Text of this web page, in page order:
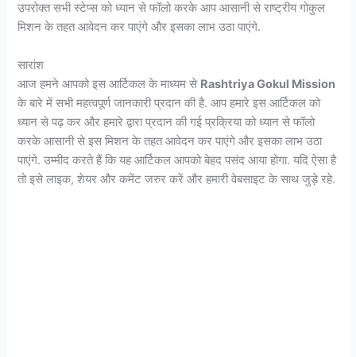
उपरोक्त सभी स्टेप्स को ध्यान से फॉलो करके आप आसानी से राष्ट्रीय गोकुल
मिशन के तहत आवेदन कर पाएंगे और इसका लाभ उठा पाएंगे.
सारांश
आज हमने आपको इस आर्टिकल के माध्यम से Rashtriya Gokul Mission
के बारे में सभी महत्वपूर्ण जानकारी प्रदान की है. आप हमारे इस आर्टिकल को
ध्यान से पढ़ कर और हमारे द्वारा प्रदान की गई प्रक्रिया को ध्यान से फॉलो
करके आसानी से इस मिशन के तहत आवेदन कर पाएंगे और इसका लाभ उठा
पाएंगे. उम्मीद करते हैं कि यह आर्टिकल आपको बेहद पसंद आया होगा. यदि ऐसा है
तो इसे लाइक, शेयर और कमेंट जरुर करें और हमारी वेबसाइट के साथ जुड़े रहे.